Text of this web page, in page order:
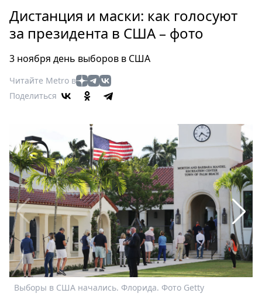
Россия
Мир
Еда
Туризм
Мода
Афиша
Книги
Выставки
Пресс-
релизы
О
Metro
Стримы
Спецпроекты
Звезды
Дистанция и маски: как голосуют
за президента в США – фото
3 ноября день выборов в США
Читайте Metro в
Поделиться
Выборы в США начались. Флорида. Фото Getty